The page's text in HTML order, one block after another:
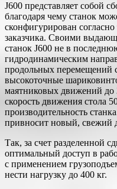
J600 представляет собой
благодаря чему станок
сконфигурирован
заказчика. Своими
станок J600 не в
гидродинамическим
продольных перемещений
высокоточные
маятниковых движений до
скорость движения стола
производительность
привносит новый, свежий
Так, за счет разделенной
оптимальный доступ в
с применением
нести нагрузку до 400 кг.